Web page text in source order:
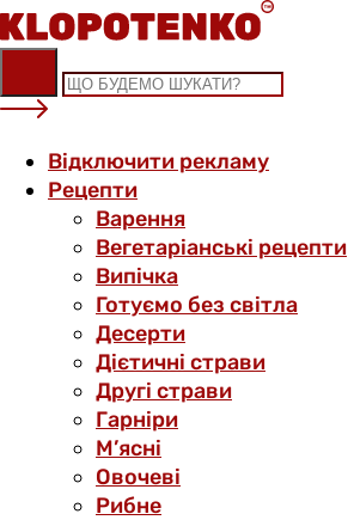
Skip
to
content
Відключити рекламу
Рецепти
Варення
Вегетаріанські рецепти
Випічка
Готуємо без світла
Десерти
Дієтичні страви
Другі страви
Гарніри
М’ясні
Овочеві
Рибне